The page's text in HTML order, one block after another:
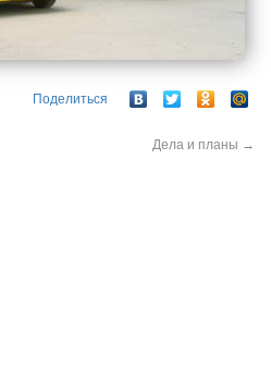
Поделиться
Дела и планы →